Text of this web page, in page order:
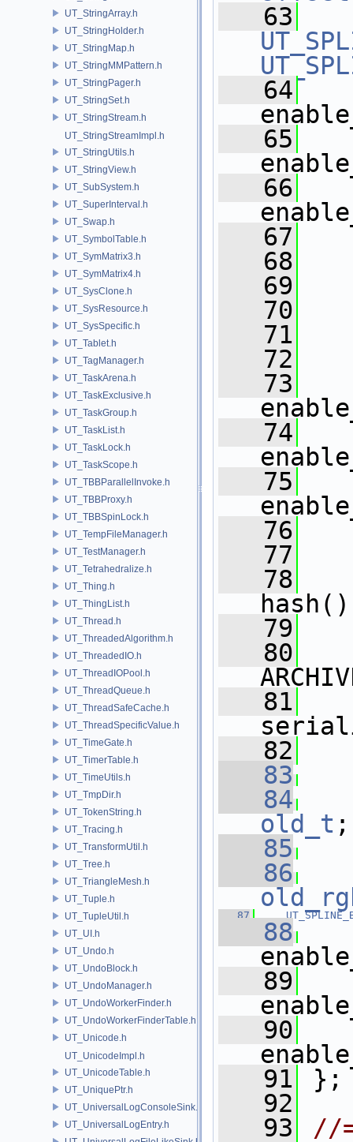
UT_StringArray.h
UT_StringHolder.h
UT_StringMap.h
UT_StringMMPattern.h
UT_StringPager.h
UT_StringSet.h
UT_StringStream.h
UT_StringStreamImpl.h
UT_StringUtils.h
UT_StringView.h
UT_SubSystem.h
UT_SuperInterval.h
UT_Swap.h
UT_SymbolTable.h
UT_SymMatrix3.h
UT_SymMatrix4.h
UT_SysClone.h
UT_SysResource.h
UT_SysSpecific.h
UT_Tablet.h
UT_TagManager.h
UT_TaskArena.h
UT_TaskExclusive.h
UT_TaskGroup.h
UT_TaskList.h
UT_TaskLock.h
UT_TaskScope.h
UT_TBBParallelInvoke.h
UT_TBBProxy.h
UT_TBBSpinLock.h
UT_TempFileManager.h
UT_TestManager.h
UT_Tetrahedralize.h
UT_Thing.h
UT_ThingList.h
UT_Thread.h
UT_ThreadedAlgorithm.h
UT_ThreadedIO.h
UT_ThreadIOPool.h
UT_ThreadQueue.h
UT_ThreadSafeCache.h
UT_ThreadSpecificValue.h
UT_TimeGate.h
UT_TimerTable.h
UT_TimeUtils.h
UT_TmpDir.h
UT_TokenString.h
UT_Tracing.h
UT_TransformUtil.h
UT_Tree.h
UT_TriangleMesh.h
UT_Tuple.h
UT_TupleUtil.h
UT_UI.h
UT_Undo.h
UT_UndoBlock.h
UT_UndoManager.h
UT_UndoWorkerFinder.h
UT_UndoWorkerFinderTable.h
UT_Unicode.h
UT_UnicodeImpl.h
UT_UnicodeTable.h
UT_UniquePtr.h
UT_UniversalLogConsoleSink.h
UT_UniversalLogEntry.h
   63
   64
   65
   66
   67
   68
   69
   70
   71
   72
   73
   74
   75
   76
   77
   78
   79
   80
   81
   82
   83
   84
old_t ;
   85
   86
   87
   88
   89
   90
   91
};
   92
   93
//